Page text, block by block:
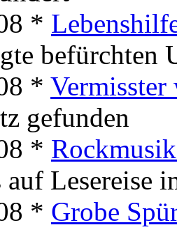
*
befürchten
* Vermisster
gefunden
*
auf Lesereise
* Grobe